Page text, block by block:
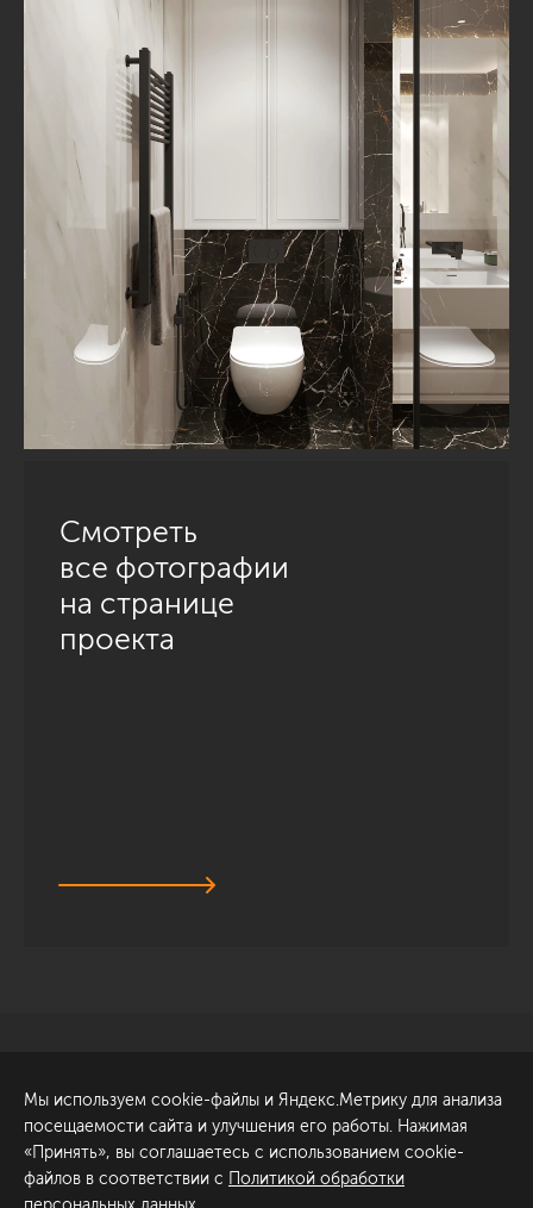
Смотреть
все фотографии
на странице
проекта
Обсудить проект
ул. Академика Павлова, 6
к1
+7 (812) 200-95-55
Мы используем cookie-файлы и Яндекс.Метрику для анализа
посещаемости сайта и улучшения его работы. Нажимая
«Принять», вы соглашаетесь с использованием cookie-
файлов в соответствии с Политикой обработки